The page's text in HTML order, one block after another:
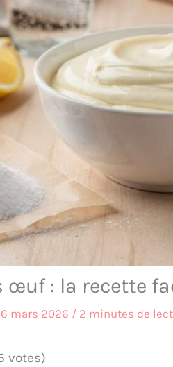
œuf : la recette
mars 2026 / 2 minutes de
votes)